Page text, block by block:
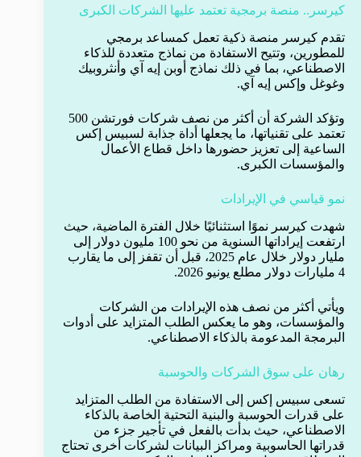
كيرسر.. منصة برمجية تعتمد عليها الشركات الكبرى
تقدم كيرسر منصة ذكية تعمل كمساعد برمجي
للمطورين، وتتيح الاستفادة من نماذج متعددة للذكاء
الاصطناعي، بما في ذلك نماذج أوبن إيه آي وأنثروبيك
وغوغل وإكس إيه آي.
وتؤكد الشركة أن أكثر من نصف شركات فورتشن 500
تعتمد على تقنياتها، ما يجعلها أداة جذابة لسبيس إكس
الساعية إلى تعزيز حضورها داخل قطاع الأعمال
والمؤسسات الكبرى.
نمو قياسي في الإيرادات
شهدت كيرسر نموًا استثنائيًا خلال الفترة الماضية، حيث
ارتفعت إيراداتها السنوية من نحو 100 مليون دولار إلى
مليار دولار خلال عام 2025، قبل أن تقفز إلى ما يقارب
4 مليارات دولار مطلع يونيو 2026.
ويأتي أكثر من نصف هذه الإيرادات من الشركات
والمؤسسات، وهو ما يعكس الطلب المتزايد على أدوات
البرمجة المدعومة بالذكاء الاصطناعي.
رهان على سوق الشركات والحوسبة
تسعى سبيس إكس إلى الاستفادة من الطلب المتزايد
على قدرات الحوسبة والبنية التحتية الخاصة بالذكاء
الاصطناعي، حيث بدأت بالفعل في تأجير جزء من
قدراتها الحاسوبية ومراكز البيانات لشركات أخرى تحتاج